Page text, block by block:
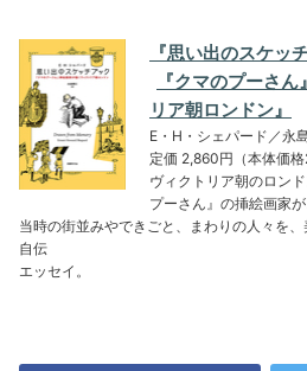
『思い出のスケッ
『クマのプーさ
リア朝ロンドン』
E・H・シェパード／永
定価 2,860円（本体価格
ヴィクトリア朝のロン
プーさん』の挿絵画家が
当時の街並みやできごと、まわりの人々を
自伝
エッセイ。